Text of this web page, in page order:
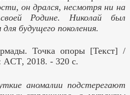
он дрался, несмотря ни на
Родине. Николай был
будущего поколения.
Точка опоры [Текст] /
ACT, 2018. - 320 с.
аномалии подстерегают